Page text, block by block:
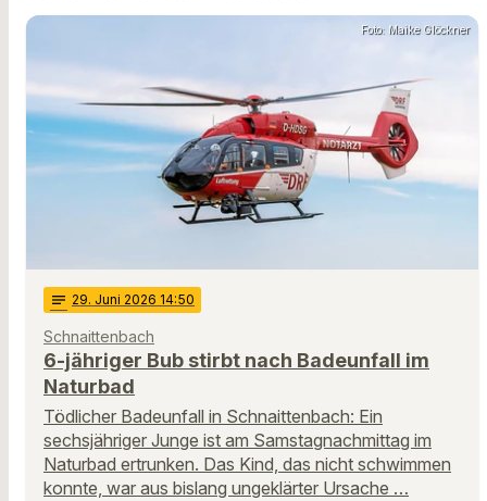
Foto: Maike Glöckner
notes 29. Juni 2026 14:50
Schnaittenbach
6-jähriger Bub stirbt nach Badeunfall im
Naturbad
Tödlicher Badeunfall in Schnaittenbach: Ein
sechsjähriger Junge ist am Samstagnachmittag im
Naturbad ertrunken. Das Kind, das nicht schwimmen
konnte, war aus bislang ungeklärter Ursache …